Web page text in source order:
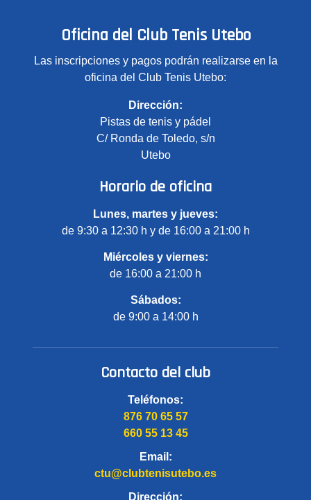
Oficina del Club Tenis Utebo
Las inscripciones y pagos podrán realizarse en la
oficina del Club Tenis Utebo:
Dirección:
Pistas de tenis y pádel
C/ Ronda de Toledo, s/n
Utebo
Horario de oficina
Lunes, martes y jueves:
de 9:30 a 12:30 h y de 16:00 a 21:00 h
Miércoles y viernes:
de 16:00 a 21:00 h
Sábados:
de 9:00 a 14:00 h
Contacto del club
Teléfonos:
876 70 65 57
660 55 13 45
Email:
ctu@clubtenisutebo.es
Dirección: